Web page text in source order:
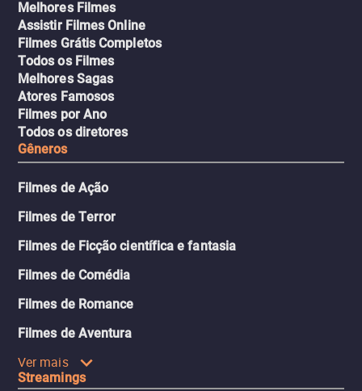
Melhores Filmes
Assistir Filmes Online
Filmes Grátis Completos
Todos os Filmes
Melhores Sagas
Atores Famosos
Filmes por Ano
Todos os diretores
Gêneros
Filmes de Ação
Filmes de Terror
Filmes de Ficção científica e fantasia
Filmes de Comédia
Filmes de Romance
Filmes de Aventura
Ver mais
Streamings